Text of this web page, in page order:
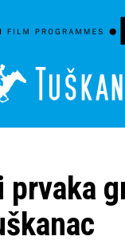
prvaka